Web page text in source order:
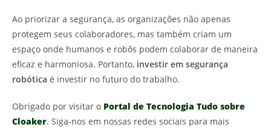
Ao priorizar a segurança, as organizações não apenas
protegem seus colaboradores, mas também criam um
espaço onde humanos e robôs podem colaborar de maneira
eficaz e harmoniosa. Portanto, investir em segurança
robótica é investir no futuro do trabalho.
Obrigado por visitar o Portal de Tecnologia Tudo sobre
Cloaker. Siga-nos em nossas redes sociais para mais